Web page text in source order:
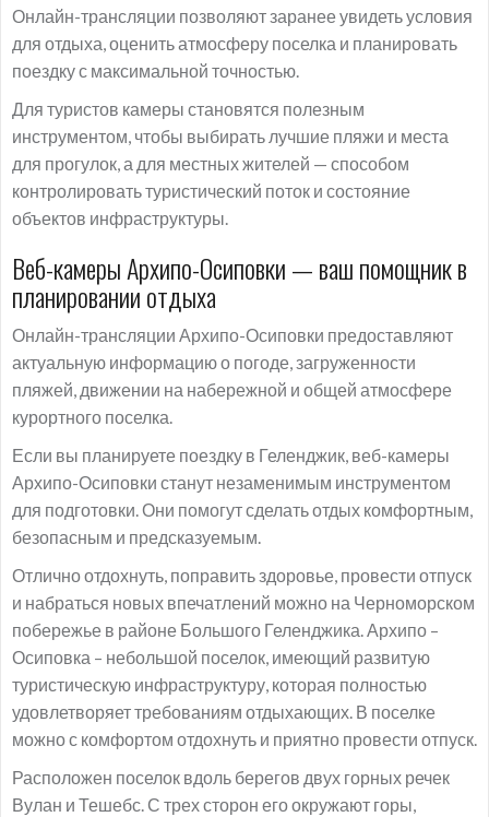
Онлайн-трансляции позволяют заранее увидеть условия
для отдыха, оценить атмосферу поселка и планировать
поездку с максимальной точностью.
Для туристов камеры становятся полезным
инструментом, чтобы выбирать лучшие пляжи и места
для прогулок, а для местных жителей — способом
контролировать туристический поток и состояние
объектов инфраструктуры.
Веб-камеры Архипо-Осиповки — ваш помощник в
планировании отдыха
Онлайн-трансляции Архипо-Осиповки предоставляют
актуальную информацию о погоде, загруженности
пляжей, движении на набережной и общей атмосфере
курортного поселка.
Если вы планируете поездку в Геленджик, веб-камеры
Архипо-Осиповки станут незаменимым инструментом
для подготовки. Они помогут сделать отдых комфортным,
безопасным и предсказуемым.
Отлично отдохнуть, поправить здоровье, провести отпуск
и набраться новых впечатлений можно на Черноморском
побережье в районе Большого Геленджика. Архипо –
Осиповка – небольшой поселок, имеющий развитую
туристическую инфраструктуру, которая полностью
удовлетворяет требованиям отдыхающих. В поселке
можно с комфортом отдохнуть и приятно провести отпуск.
Расположен поселок вдоль берегов двух горных речек
Вулан и Тешебс. С трех сторон его окружают горы,